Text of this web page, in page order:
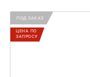
ПОД ЗАКАЗ
ЦЕНА ПО
ЗАПРОСУ